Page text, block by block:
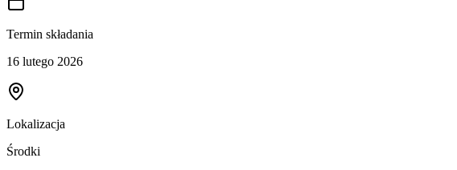
Termin składania
16 lutego 2026
Lokalizacja
Środki